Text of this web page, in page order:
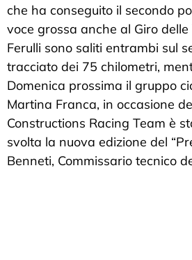
che ha conseguito il secondo
voce grossa anche al Giro
Ferulli sono saliti entrambi sul
tracciato dei 75 chilometri,
Domenica prossima il gruppo
Martina Franca, in occasione
Constructions Racing Team è
svolta la nuova edizione del
Benneti, Commissario tecnico